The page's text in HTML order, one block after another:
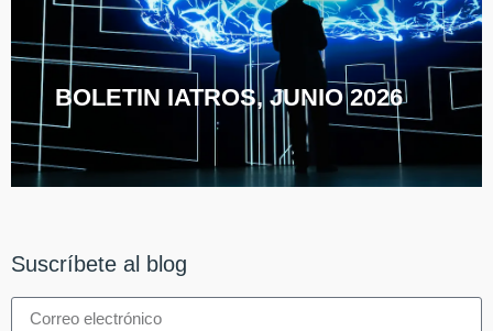
BOLETIN IATROS, JUNIO 2026
Suscríbete al blog